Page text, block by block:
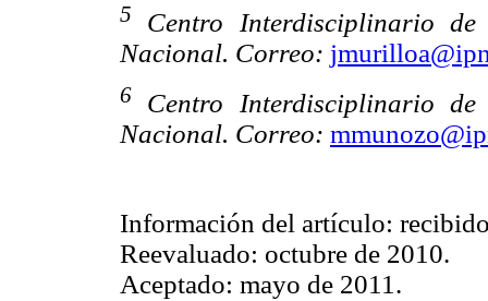
5
Centro Interdisciplinario
Nacional. Correo:
6
Centro Interdisciplinario
Nacional. Correo:
Información del artículo:
Reevaluado: octubre de 2010.
Aceptado: mayo de 2011.